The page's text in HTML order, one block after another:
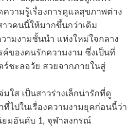
ความรู้เรื่องการดูแลสุขภาพต่าง
วคนนี้ให้มากขึ้นกว่าเดิม
มงามชั้นนำ แห่งใหม่ใจกลาง
ของคนรักความงาม ซึ่งเป็นที่
ร์ชะลอวัย สวยจากภายในสู่
ใส เป็นสาวร่างเล็กน่ารักที่ดู
ไปในเรื่องความงามยุคก่อนนี้ว่า
ยมอันดับ 1, จุฬาลงกรณ์